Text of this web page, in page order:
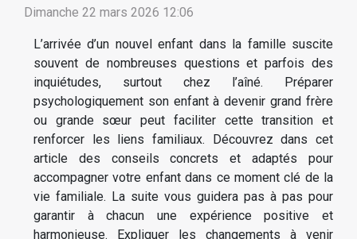
Dimanche 22 mars 2026 12:06
L’arrivée d’un nouvel enfant dans la famille suscite
souvent de nombreuses questions et parfois des
inquiétudes, surtout chez l’aîné. Préparer
psychologiquement son enfant à devenir grand frère
ou grande sœur peut faciliter cette transition et
renforcer les liens familiaux. Découvrez dans cet
article des conseils concrets et adaptés pour
accompagner votre enfant dans ce moment clé de la
vie familiale. La suite vous guidera pas à pas pour
garantir à chacun une expérience positive et
harmonieuse. Expliquer les changements à venir